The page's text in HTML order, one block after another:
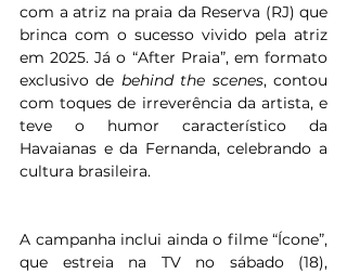
com a atriz na praia da Reserva (RJ) que
brinca com o sucesso vivido pela atriz
em 2025. Já o “After Praia”, em formato
exclusivo de behind the scenes, contou
com toques de irreverência da artista, e
teve o humor característico da
Havaianas e da Fernanda, celebrando a
cultura brasileira.
A campanha inclui ainda o filme “Ícone”,
que estreia na TV no sábado (18),